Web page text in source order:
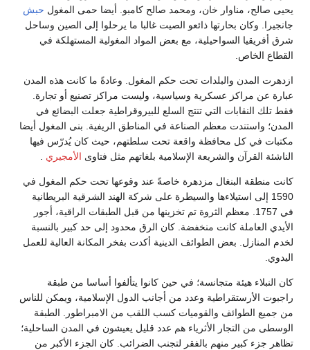
مناوار خان، ومحمد صالح كامبو. أيضا حمى المغول حبش
بحارتها ذائعو الصيت غالبا ما يرحلوا إلى الصين وساحل
السواحيلية، مع بعض المواد المغولية المستهلكة في
والبلدات تحت حكم المغول. وعادةً ما كانت هذه المدن
عسكرية وسياسية، وليست مراكز تصنيع أو تجارة.
التي تنتج السلع للبيروقراطية جعلت البضائع في
معظم الصناعة في المناطق الريفية. بنى المغول أيضا
كل محافظة واقعة تحت سلطتهم، حيث كان يُدرّس فيها
والشريعة الإسلامية بلغاتهم مثل فتاوىالأمجيري.
البنغال مزدهرة خاصةً عند وقوعها تحت حكم المغول في
استيلاءها والسيطرة على شركة الهند الشرقية البريطانية
1757. معظم الثروة تم تخزينها من قبل الطبقات الراقية، أجور
كانت منخفضة. كان الرق محدود إلى حد كبير بالنسبة
بعض الطوائف الدينية أكدت بفخر المكانة العالية للعمل
هيئة متجانسة؛ في حين كانوا يتألفوا أساسا من طبقة
وعدد من أجانب الدول الإسلامية، ويمكن للناس
والقوميات كسب اللقب من الامبراطور. الطبقة
التجار الأثرياء هم عدد قليل يعيشون في المدن الساحلية؛
منهم بالفقر لتجنب الضرائب. كان الجزء الأكبر من